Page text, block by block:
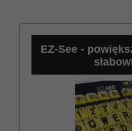
EZ-See -